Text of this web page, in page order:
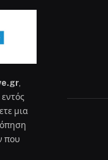
μια
που